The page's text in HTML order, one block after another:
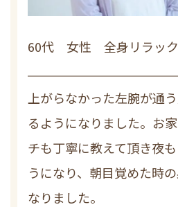
60代 女性 全身リラック
上がらなかった左腕が通
るようになりました。お
チも丁寧に教えて頂き夜
うになり、朝目覚めた時
なりました。